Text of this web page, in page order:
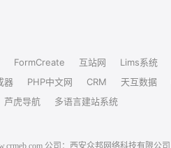
FormCreate 互站网 Lims系统
器
PHP中文网 CRM 天互数据
芦虎导航
多语言建站系统
公司：西安众邦网络科技有限公司